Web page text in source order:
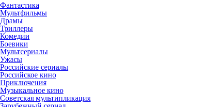
Фантастика
Мультфильмы
Драмы
Триллеры
Комедии
Боевики
Мультсериалы
Ужасы
Российские сериалы
Российское кино
Приключения
Музыкальное кино
Советская мультипликация